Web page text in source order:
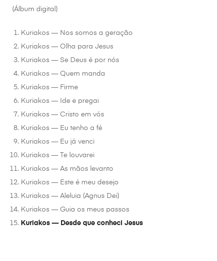
(Álbum digital)
Kuriakos — Nos somos a geração
Kuriakos — Olha para Jesus
Kuriakos — Se Deus é por nós
Kuriakos — Quem manda
Kuriakos — Firme
Kuriakos — Ide e pregai
Kuriakos — Cristo em vós
Kuriakos — Eu tenho a fé
Kuriakos — Eu já venci
Kuriakos — Te louvarei
Kuriakos — As mãos levanto
Kuriakos — Este é meu desejo
Kuriakos — Aleluia (Agnus Dei)
Kuriakos — Guia os meus passos
Kuriakos — Desde que conheci Jesus